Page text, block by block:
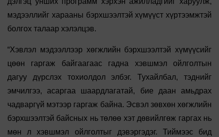
мэдээллийг харааны бэрхшээлтэй хүмүүст хүртээмжтэй
болгох талаар хэлэлцэв.
“Хэвлэл мэдээллээр хөгжлийн бэрхшээлтэй хүмүүсийг
цөөн гаргаж байгаагаас гадна хэвшмэл ойлголтын
дагуу дүрслэх тохиолдол элбэг. Тухайлбал, тэднийг
эмчилгээ, асаргаа шаардлагатай, бие даан амьдрах
чадваргүй мэтээр гаргаж байна. Эсвэл зөвхөн хөгжлийн
бэрхшээлтэй байсных нь төлөө хэт дөвийлгөж гаргах нь
мөн л хэвшмэл ойлголтыг дэвэргэдэг. Тиймээс бид